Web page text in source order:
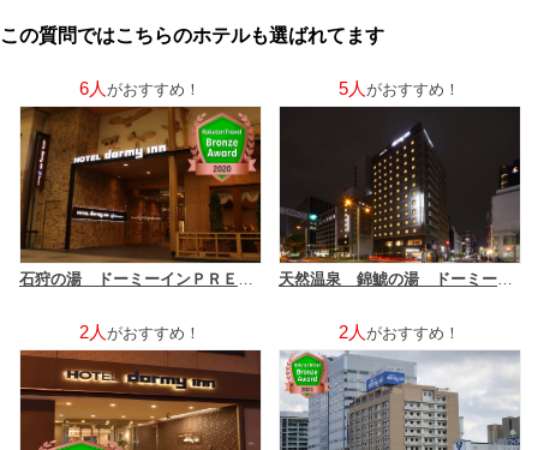
この質問ではこちらのホテルも選ばれてます
6人 がおすすめ！
石狩の湯 ドーミーインＰＲＥＭＩＵＭ札幌（ドーミーイン・御宿野乃 ホテルズグループ）
5人 がおすすめ！
天然温泉 錦鯱の湯 ドーミーインＰＲＥＭＩＵＭ名古屋栄（ドーミーイン・御宿野乃 ホテルズグループ）
2人 がおすすめ！ 2人 がおすすめ！